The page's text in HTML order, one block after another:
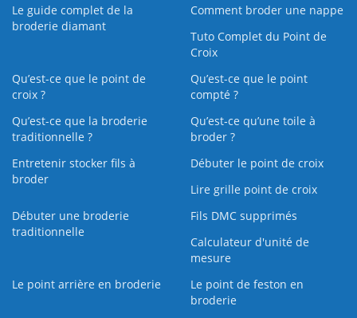
Le guide complet de la
broderie diamant
Comment broder une nappe
Tuto Complet du Point de
Croix
Qu’est-ce que le point de
croix ?
Qu’est-ce que le point
compté ?
Qu’est-ce que la broderie
traditionnelle ?
Qu’est‑ce qu’une toile à
broder ?
Entretenir stocker fils à
broder
Débuter le point de croix
Lire grille point de croix
Débuter une broderie
traditionnelle
Fils DMC supprimés
Calculateur d'unité de
mesure
Le point arrière en broderie
Le point de feston en
broderie